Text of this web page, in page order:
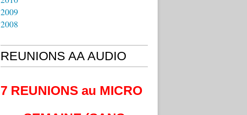
2009
2008
REUNIONS AA AUDIO
7 REUNIONS au MICRO